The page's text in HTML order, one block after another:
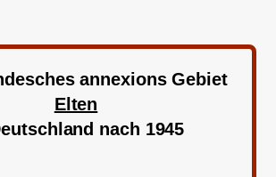
annexions Gebiet
Elten
nach 1945